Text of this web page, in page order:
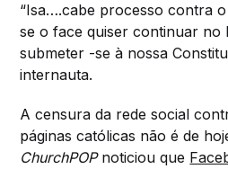
“Isa….cabe processo contra
se o face quiser continuar no
submeter -se à nossa
internauta.
A censura da rede social
páginas católicas não é de
ChurchPOP noticiou que